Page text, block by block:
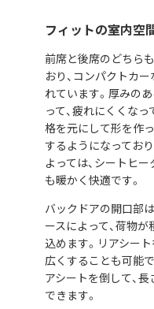
フィットの室内空
前席と後席のどちら
おり、コンパクトカ
れています。厚みの
って、疲れにくくな
格を元にして形を作
するようになってお
よっては、シートヒ
も暖かく快適です。
バックドアの開口部
ースによって、荷物
込めます。リアシー
広くすることも可能
アシートを倒して、
できます。